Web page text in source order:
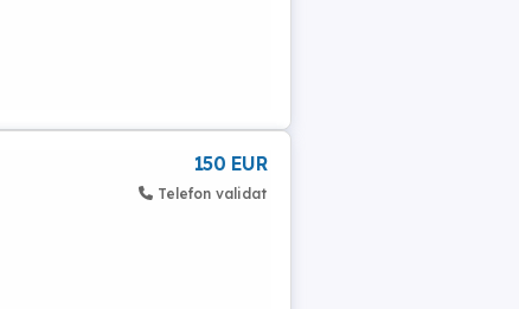
150 EUR
Telefon validat